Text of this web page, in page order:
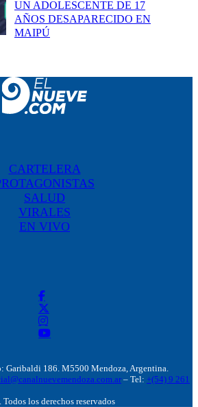
UN ADOLESCENTE DE 17
AÑOS DESAPARECIDO EN
MAIPÚ
CARTELERA
SALUD
VIRALES
EN VIVO
186. M5500 Mendoza, Argentina.
– Tel: +(54) 9 261
los derechos reservados